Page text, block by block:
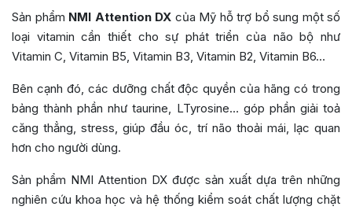
Sản phẩm NMI Attention DX của Mỹ hỗ trợ bổ sung một số
loại vitamin cần thiết cho sự phát triển của não bộ như
Vitamin C, Vitamin B5, Vitamin B3, Vitamin B2, Vitamin B6…
Bên cạnh đó, các dưỡng chất độc quyền của hãng có trong
bảng thành phần như taurine, LTyrosine… góp phần giải toả
căng thẳng, stress, giúp đầu óc, trí não thoải mái, lạc quan
hơn cho người dùng.
Sản phẩm NMI Attention DX được sản xuất dựa trên những
nghiên cứu khoa học và hệ thống kiểm soát chất lượng chặt